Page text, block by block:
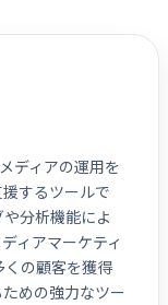
ディアの運用を
するツールで
分析機能によ
ィアマーケティ
くの顧客を獲得
めの強力なツー